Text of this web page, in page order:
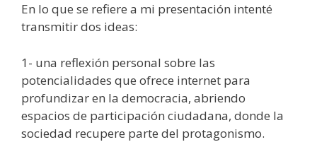
En lo que se refiere a mi presentación intenté
transmitir dos ideas:
1- una reflexión personal sobre las
potencialidades que ofrece internet para
profundizar en la democracia, abriendo
espacios de participación ciudadana, donde la
sociedad recupere parte del protagonismo.